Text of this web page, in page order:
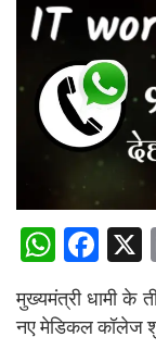
W
h
at
F
a
ce
मुख्यमंत्री धामी के
नए मेडिकल कॉलेज